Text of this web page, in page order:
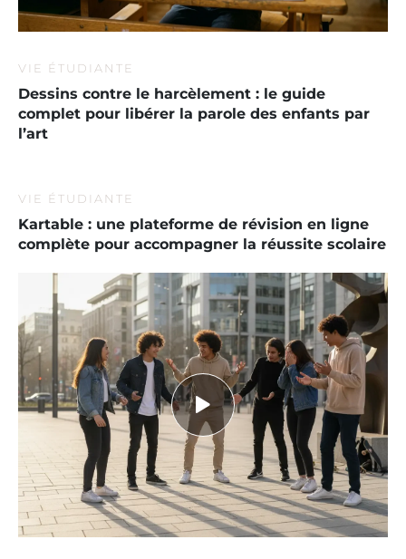
VIE ÉTUDIANTE
Dessins contre le harcèlement : le guide
complet pour libérer la parole des enfants par
l’art
VIE ÉTUDIANTE
Kartable : une plateforme de révision en ligne
complète pour accompagner la réussite scolaire